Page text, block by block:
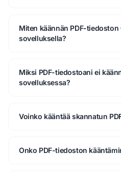
Miten käännän PDF-tiedoston
sovelluksella?
Miksi PDF-tiedostoani ei
sovelluksessa?
Voinko kääntää skannatun
Onko PDF-tiedoston